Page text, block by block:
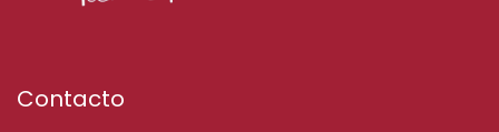
Contacto